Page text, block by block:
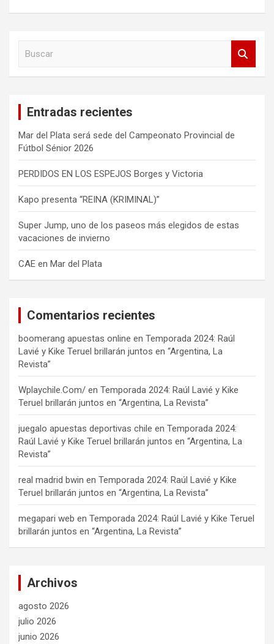
Entradas recientes
Mar del Plata será sede del Campeonato Provincial de
Fútbol Sénior 2026
PERDIDOS EN LOS ESPEJOS Borges y Victoria
Kapo presenta “REINA (KRIMINAL)”
Super Jump, uno de los paseos más elegidos de estas
vacaciones de invierno
CAE en Mar del Plata
Comentarios recientes
boomerang apuestas online en Temporada 2024: Raúl
Lavié y Kike Teruel brillarán juntos en “Argentina, La
Revista”
Wplaychile.Com/ en Temporada 2024: Raúl Lavié y Kike
Teruel brillarán juntos en “Argentina, La Revista”
juegalo apuestas deportivas chile en Temporada 2024:
Raúl Lavié y Kike Teruel brillarán juntos en “Argentina, La
Revista”
real madrid bwin en Temporada 2024: Raúl Lavié y Kike
Teruel brillarán juntos en “Argentina, La Revista”
megapari web en Temporada 2024: Raúl Lavié y Kike Teruel
brillarán juntos en “Argentina, La Revista”
Archivos
agosto 2026
julio 2026
junio 2026